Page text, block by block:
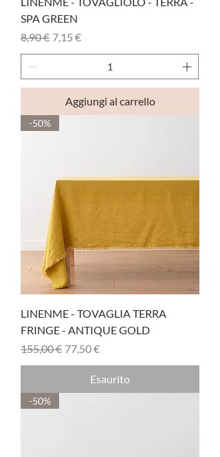
SPA GREEN
Prezzo regolare
8,90 € Prezzo scontato
7,15 €
Aggiungi al carrello
-50%
LINENME - TOVAGLIA TERRA
FRINGE - ANTIQUE GOLD
Prezzo regolare
155,00 € Prezzo scontato
77,50 €
Esaurito
-50%